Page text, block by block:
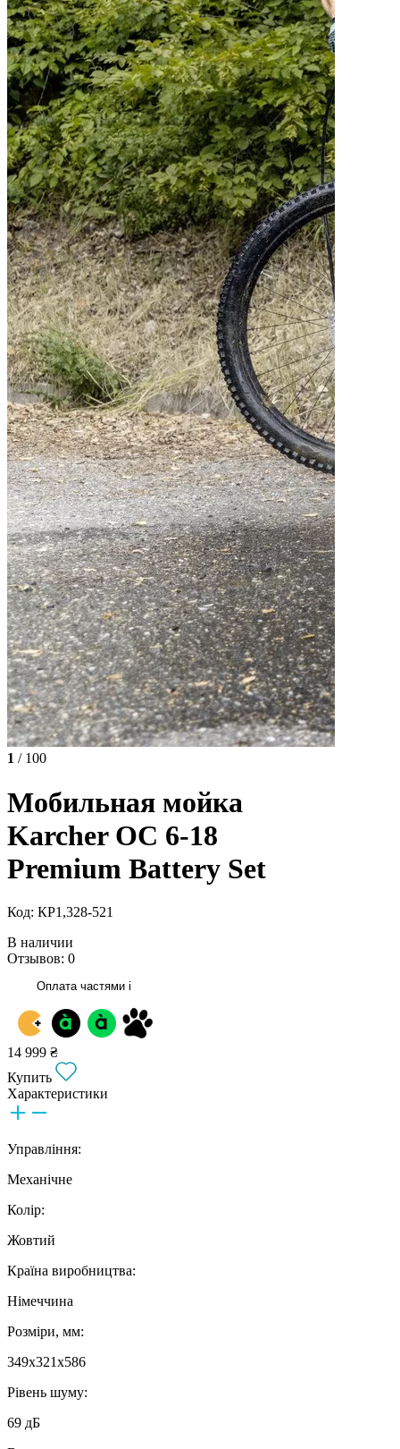
1 / 100
Мобильная мойка
Karcher OC 6-18
Premium Battery Set
Код: КР1,328-521
В наличии
Отзывов: 0
Оплата частями i
14 999 ₴
Купить
Характеристики
Управління:
Механічне
Колір:
Жовтий
Країна виробництва:
Німеччина
Розміри, мм:
349x321x586
Рівень шуму:
69 дБ